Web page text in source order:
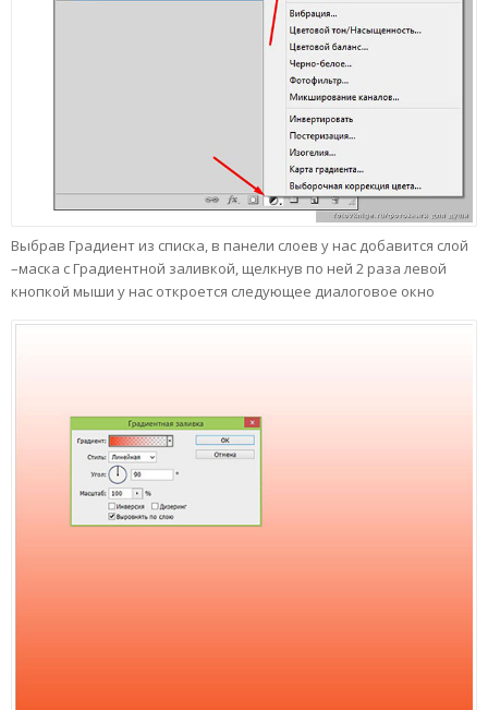
Выбрав Градиент из списка, в панели слоев у нас добавится слой
–маска с Градиентной заливкой, щелкнув по ней 2 раза левой
кнопкой мыши у нас откроется следующее диалоговое окно